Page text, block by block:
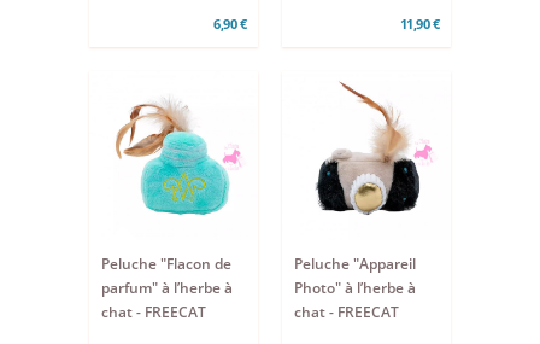
6,90 € 11,90 €
Peluche "Flacon de
parfum" à l’herbe à
chat - FREECAT
Peluche "Appareil
Photo" à l’herbe à
chat - FREECAT